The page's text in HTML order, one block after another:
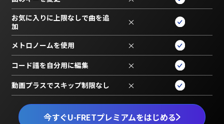
今すぐU-FRETプレミアムをはじめる
お気に入りに上限なしで曲を追
加
×
メトロノームを使用 ×
コード譜を自分用に編集 ×
動画プラスでスキップ制限なし ×